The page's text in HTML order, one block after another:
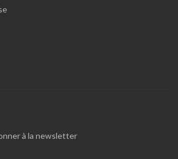
à la newsletter